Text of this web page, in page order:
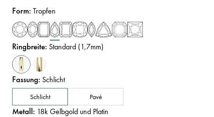
Form:Tropfen
Ringbreite: Standard (1,7mm)
Fassung: Schlicht
Schlicht Pavé
Metall: 18k Gelbgold und Platin